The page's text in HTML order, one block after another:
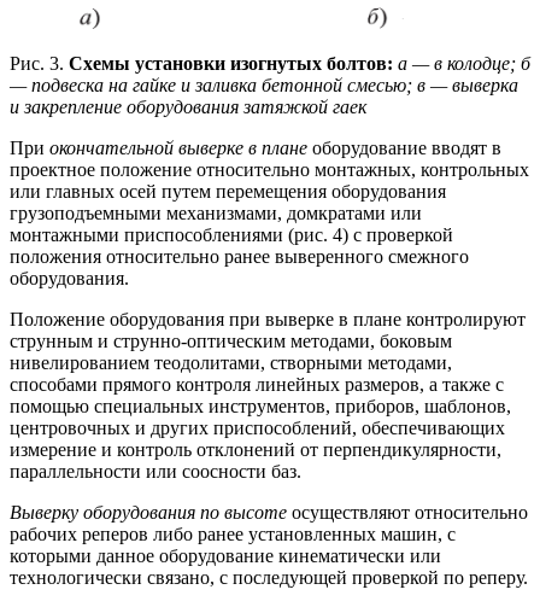
Рис. 3. Схемы установки изогнутых болтов: а — в колодце; б
— подвеска на гайке и заливка бетонной смесью; в — выверка
и закрепление оборудования затяжкой гаек
При окончательной выверке в плане оборудование вводят в
проектное положение относительно монтажных, контрольных
или главных осей путем перемещения оборудования
грузоподъемными механизмами, домкратами или
монтажными приспособлениями (рис. 4) с проверкой
положения относительно ранее выверенного смежного
оборудования.
Положение оборудования при выверке в плане контролируют
струнным и струнно-оптическим методами, боковым
нивелированием теодолитами, створными методами,
способами прямого контроля линейных размеров, а также с
помощью специальных инструментов, приборов, шаблонов,
центровочных и других приспособлений, обеспечивающих
измерение и контроль отклонений от перпендикулярности,
параллельности или соосности баз.
Выверку оборудования по высоте осуществляют относительно
рабочих реперов либо ранее установленных машин, с
которыми данное оборудование кинематически или
технологически связано, с последующей проверкой по реперу.